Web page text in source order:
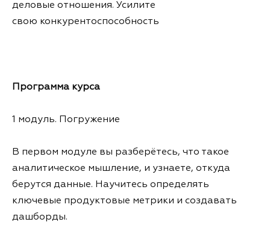
деловые отношения. Усилите
свою конкурентоспособность
Программа курса
1 модуль. Погружение
В первом модуле вы разберётесь, что такое
аналитическое мышление, и узнаете, откуда
берутся данные. Научитесь определять
ключевые продуктовые метрики и создавать
дашборды.